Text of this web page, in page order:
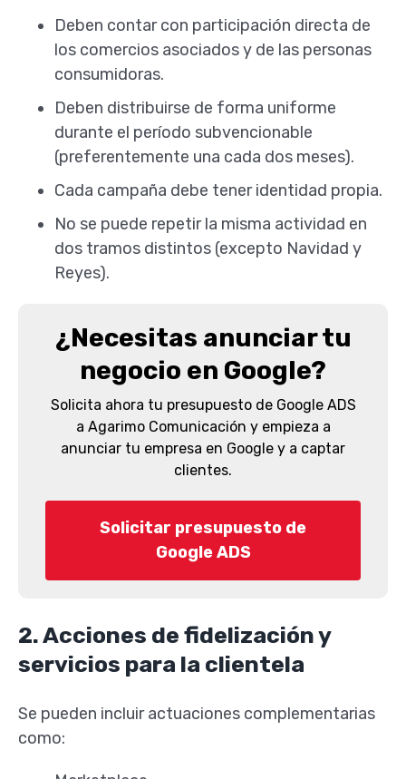
Deben contar con participación directa de
los comercios asociados y de las personas
consumidoras.
Deben distribuirse de forma uniforme
durante el período subvencionable
(preferentemente una cada dos meses).
Cada campaña debe tener identidad propia.
No se puede repetir la misma actividad en
dos tramos distintos (excepto Navidad y
Reyes).
¿Necesitas anunciar tu
negocio en Google?
Solicita ahora tu presupuesto de Google ADS
a Agarimo Comunicación y empieza a
anunciar tu empresa en Google y a captar
clientes.
Solicitar presupuesto de
Google ADS
2. Acciones de fidelización y
servicios para la clientela
Se pueden incluir actuaciones complementarias
como: